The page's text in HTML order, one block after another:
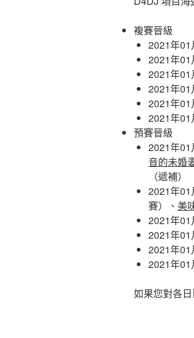
複賽晉級
2021年01
2021年01
2021年01
2021年01
2021年01
2021年01
預賽晉級
2021年01
音的未婚
（遞補）
2021年01
賽）、 美
2021年01
2021年01
2021年01
2021年01
如果您對各